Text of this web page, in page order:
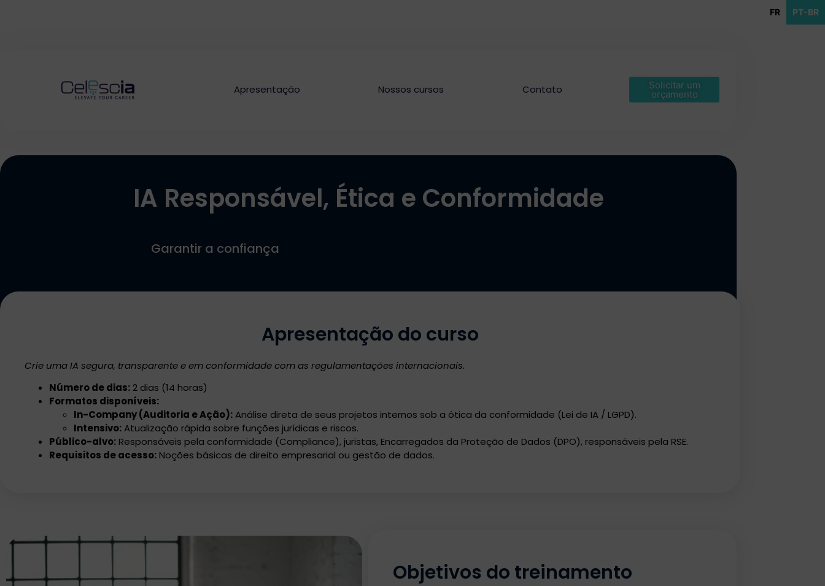
FR PT-BR
Apresentação Nossos cursos Contato Solicitar um
orçamento
IA Responsável, Ética e Conformidade
Garantir a confiança
Apresentação do curso
Crie uma IA segura, transparente e em conformidade com as regulamentações internacionais.
Número de dias: 2 dias (14 horas)
Formatos disponíveis:
In-Company (Auditoria e Ação):Análise direta de seus projetos internos sob a ótica da conformidade (Lei de IA / LGPD).
Intensivo:Atualização rápida sobre funções jurídicas e riscos.
Público-alvo: Responsáveis pela conformidade (Compliance), juristas, Encarregados da Proteção de Dados (DPO), responsáveis pela RSE.
Requisitos de acesso: Noções básicas de direito empresarial ou gestão de dados.
Objetivos do treinamento